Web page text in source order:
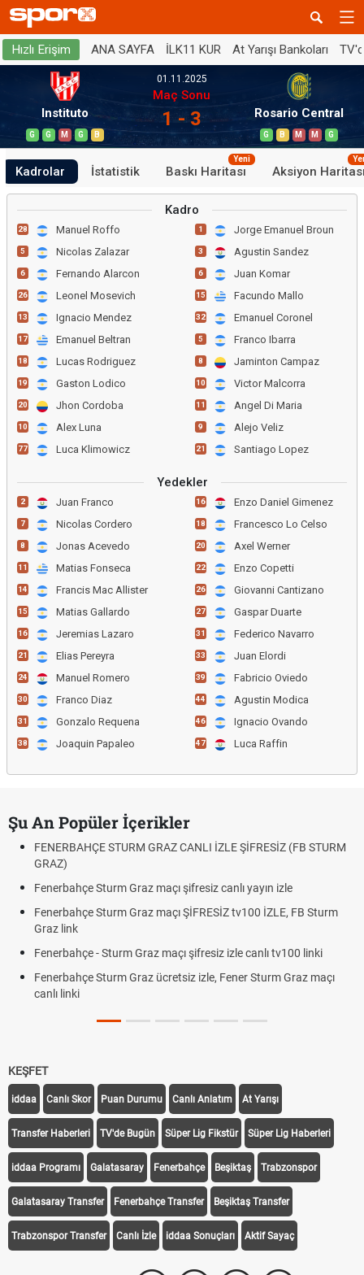
Hızlı Erişim ANA SAYFA İLK11 KUR At Yarışı Bankoları
Instituto
G G M G B
01.11.2025
Maç Sonu
1 - 3 Rosario Central
G B M M G
Kadrolar İstatistik Baskı Haritası
Yeni
Aksiyon
Kadro
28 Manuel Roffo
5 Nicolas Zalazar
6 Fernando Alarcon
26 Leonel Mosevich
13 Ignacio Mendez
17 Emanuel Beltran
18 Lucas Rodriguez
19 Gaston Lodico
20 Jhon Cordoba
10 Alex Luna
77 Luca Klimowicz
1 Jorge Emanuel Broun
3 Agustin Sandez
6 Juan Komar
15 Facundo Mallo
32 Emanuel Coronel
5 Franco Ibarra
8 Jaminton Campaz
10 Victor Malcorra
11 Angel Di Maria
9 Alejo Veliz
21 Santiago Lopez
Yedekler
2 Juan Franco
7 Nicolas Cordero
8 Jonas Acevedo
11 Matias Fonseca
14 Francis Mac Allister
15 Matias Gallardo
16 Jeremias Lazaro
21 Elias Pereyra
24 Manuel Romero
30 Franco Diaz
31 Gonzalo Requena
38 Joaquin Papaleo
16 Enzo Daniel Gimenez
18 Francesco Lo Celso
20 Axel Werner
22 Enzo Copetti
26 Giovanni Cantizano
27 Gaspar Duarte
31 Federico Navarro
33 Juan Elordi
39 Fabricio Oviedo
44 Agustin Modica
46 Ignacio Ovando
47 Luca Raffin
Şu An Popüler İçerikler
FENERBAHÇE STURM GRAZ CANLI İZLE ŞİFRESİZ (FB STURM
GRAZ)
Fenerbahçe Sturm Graz maçı şifresiz canlı yayın izle
Fenerbahçe Sturm Graz maçı ŞİFRESİZ tv100 İZLE, FB Sturm
Graz link
Fenerbahçe - Sturm Graz maçı şifresiz izle canlı tv100 linki
Fenerbahçe Sturm Graz ücretsiz izle, Fener Sturm Graz maçı
canlı linki
KEŞFET
iddaa Canlı Skor Puan Durumu Canlı Anlatım At Yarışı
Transfer Haberleri TV'de Bugün Süper Lig Fikstür Süper Lig Haberleri
iddaa Programı Galatasaray Fenerbahçe Beşiktaş Trabzonspor
Galatasaray Transfer Fenerbahçe Transfer Beşiktaş Transfer
Trabzonspor Transfer Canlı İzle iddaa Sonuçları Aktif Sayaç